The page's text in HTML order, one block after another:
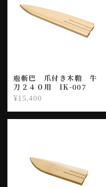
庖斬巴 爪付き木鞘 牛
刀２４０用 IK-007
¥15,400